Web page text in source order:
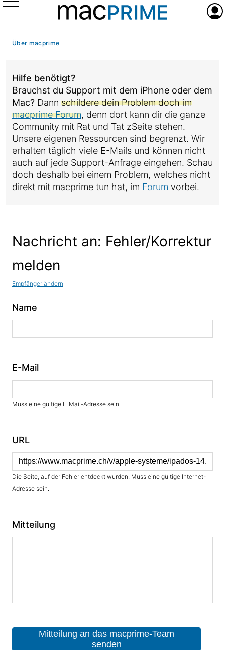
Menü
Über macprime
Hilfe benötigt?
Brauchst du Support mit dem iPhone oder dem
Mac? Dann schildere dein Problem doch im
macprime Forum, denn dort kann dir die ganze
Community mit Rat und Tat zSeite stehen.
Unsere eigenen Ressourcen sind begrenzt. Wir
erhalten täglich viele E-Mails und können nicht
auch auf jede Support-Anfrage eingehen. Schau
doch deshalb bei einem Problem, welches nicht
direkt mit macprime tun hat, im Forum vorbei.
Nachricht an: Fehler/Korrektur
melden
Empfänger ändern
Name
E-Mail
Muss eine gültige E-Mail-Adresse sein.
URL
Die Seite, auf der Fehler entdeckt wurden. Muss eine gültige Internet-
Adresse sein.
Mitteilung
Mitteilung an das macprime-Team
senden